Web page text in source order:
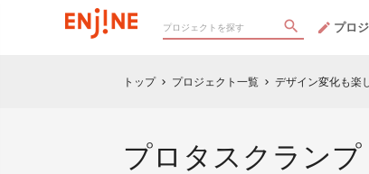
プロ
トップ chevron_right プロジェクト一覧 chevron_right デザイン変化も楽
プロタスクランプ